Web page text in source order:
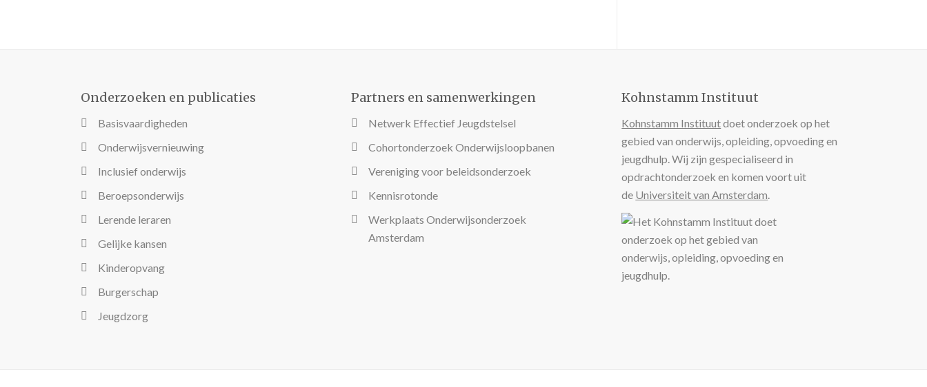
Onderzoeken en publicaties
Basisvaardigheden
Onderwijsvernieuwing
Inclusief onderwijs
Beroepsonderwijs
Lerende leraren
Gelijke kansen
Kinderopvang
Burgerschap
Jeugdzorg
Partners en samenwerkingen
Netwerk Effectief Jeugdstelsel
Cohortonderzoek Onderwijsloopbanen
Vereniging voor beleidsonderzoek
Kennisrotonde
Werkplaats Onderwijsonderzoek
Amsterdam
Kohnstamm Instituut
Kohnstamm Instituutdoet onderzoek op het
gebied van onderwijs, opleiding, opvoeding en
jeugdhulp. Wij zijn gespecialiseerd in
opdrachtonderzoek en komen voort uit
de Universiteit van Amsterdam